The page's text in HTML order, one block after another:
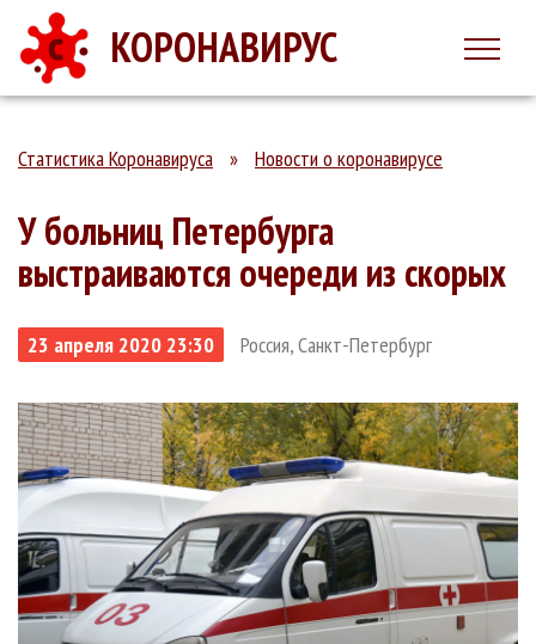
КОРОНАВИРУС
Статистика Коронавируса » Новости о коронавирусе
У больниц Петербурга
выстраиваются очереди из скорых
23 апреля 2020 23:30 Россия, Санкт-Петербург